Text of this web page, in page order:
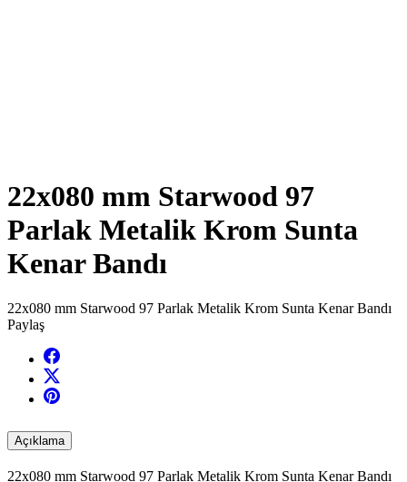
22x080 mm Starwood 97
Parlak Metalik Krom Sunta
Kenar Bandı
22x080 mm Starwood 97 Parlak Metalik Krom Sunta Kenar Bandı
Paylaş
Açıklama
22x080 mm Starwood 97 Parlak Metalik Krom Sunta Kenar Bandı